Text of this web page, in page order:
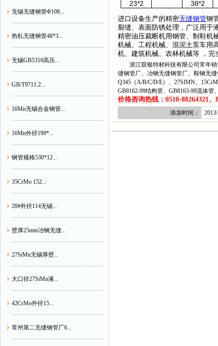
无锡无缝钢管Φ108...
热轧无缝钢管48*3...
无锡GB5310高压...
GB/T9711.2...
16Mn无锡合金钢管...
16Mn外径199*...
钢管规格530*12...
35CrMo 152...
20#外径114无锡...
壁厚25mm冶钢无缝...
27SiMn无锡厚壁...
大口径27SiMn液...
42CrMo外径15...
常州第二无缝钢管厂6...
23*2
38*2
进口设备生产的精密无缝钢管钢
裂缝、表面防锈处理，广泛用于
精密油压裁断机用钢管、制鞋机
机械、工程机械、混泥土泵车用
机、建筑机械、农林机械等
，
浙江双银特材科技有限公司常年销
缝钢管厂、冶钢无缝钢管厂、鞍钢无
Q345（A/B/C/D/E）、27SIMN、
GB8162-99结构管、GB8163-99流体
价格咨询热线：0510-88264321、
添加时间：